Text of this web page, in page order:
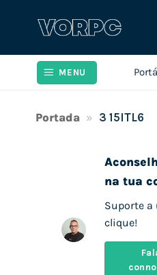
MENU
Portada » 3 15ITL6
na tua
Suporte a
clique!